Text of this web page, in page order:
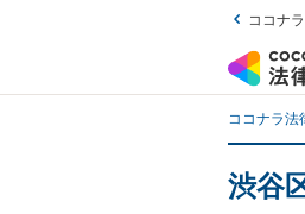
ココナ
ココナラ法
渋谷